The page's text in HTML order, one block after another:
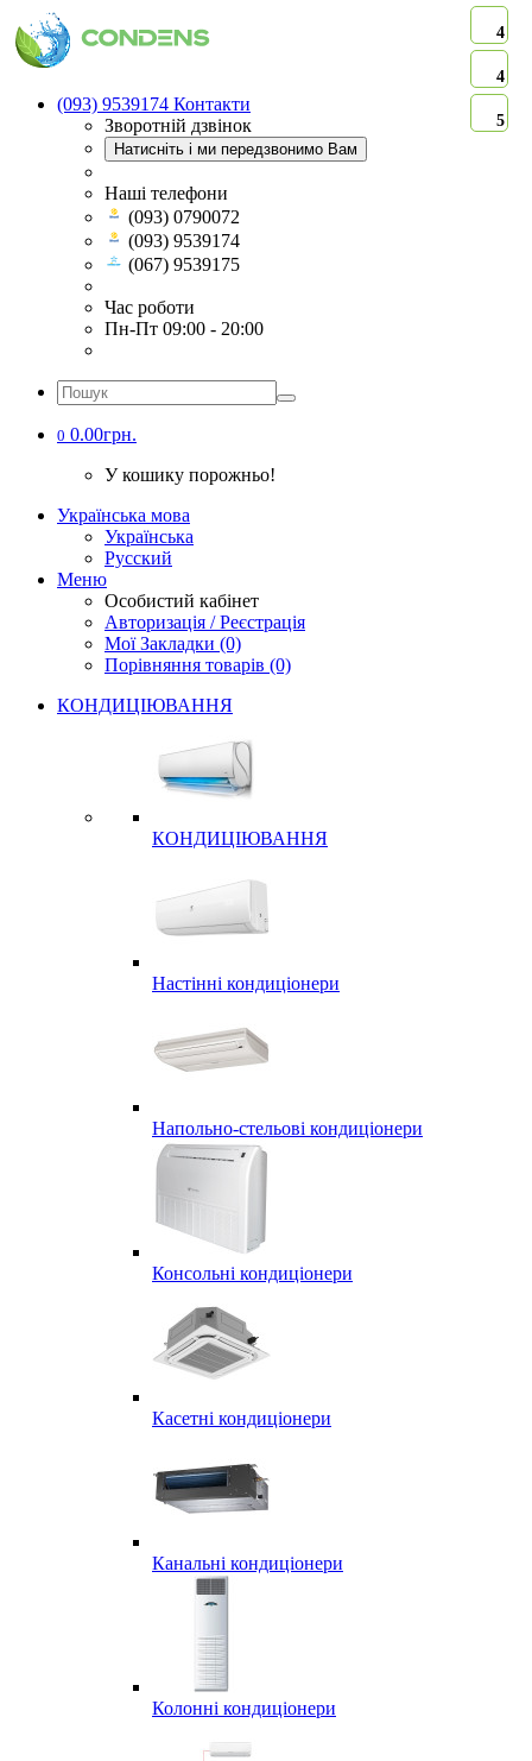
(093) 9539174 Контакти
Зворотній дзвінок
Натисніть і ми передзвонимо Вам
Наші телефони
(093) 0790072
(093) 9539174
(067) 9539175
Час роботи
Пн-Пт 09:00 - 20:00
0 0.00грн.
У кошику порожньо!
Українська мова
Українська
Русский
Меню
Особистий кабінет
Авторизація / Реєстрація
Мої Закладки (0)
Порівняння товарів (0)
КОНДИЦІЮВАННЯ
КОНДИЦІЮВАННЯ
Настінні кондиціонери
Напольно-стельові кондиціонери
Консольні кондиціонери
Касетні кондиціонери
Канальні кондиціонери
Колонні кондиціонери
4
4
5